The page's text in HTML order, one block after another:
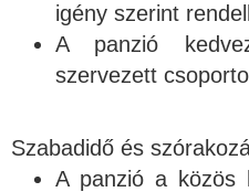
igény szerint
A panzió
szervezett
Szabadidő és
A panzió a közös